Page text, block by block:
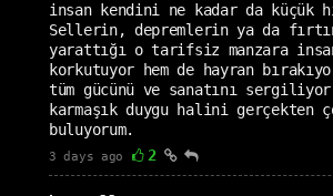
insan kendini ne kadar da küçük
Sellerin, depremlerin ya da
yarattığı o tarifsiz manzara
korkutuyor hem de hayran
tüm gücünü ve sanatını
karmaşık duygu halini gerçekten
buluyorum.
3 days ago 2